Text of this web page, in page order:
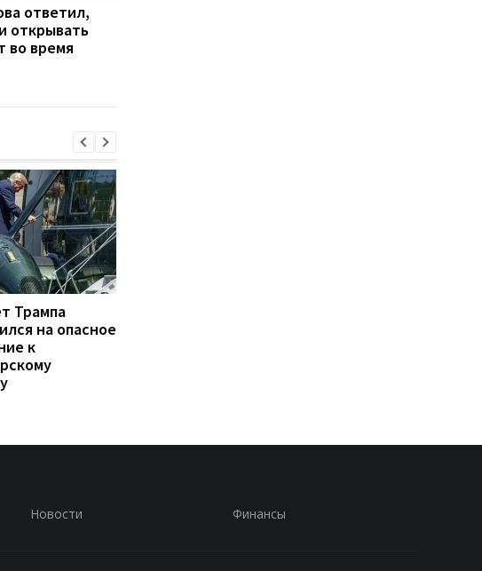
ответил,
открывать
во время
Трампа
на опасное
к
Новости Финансы